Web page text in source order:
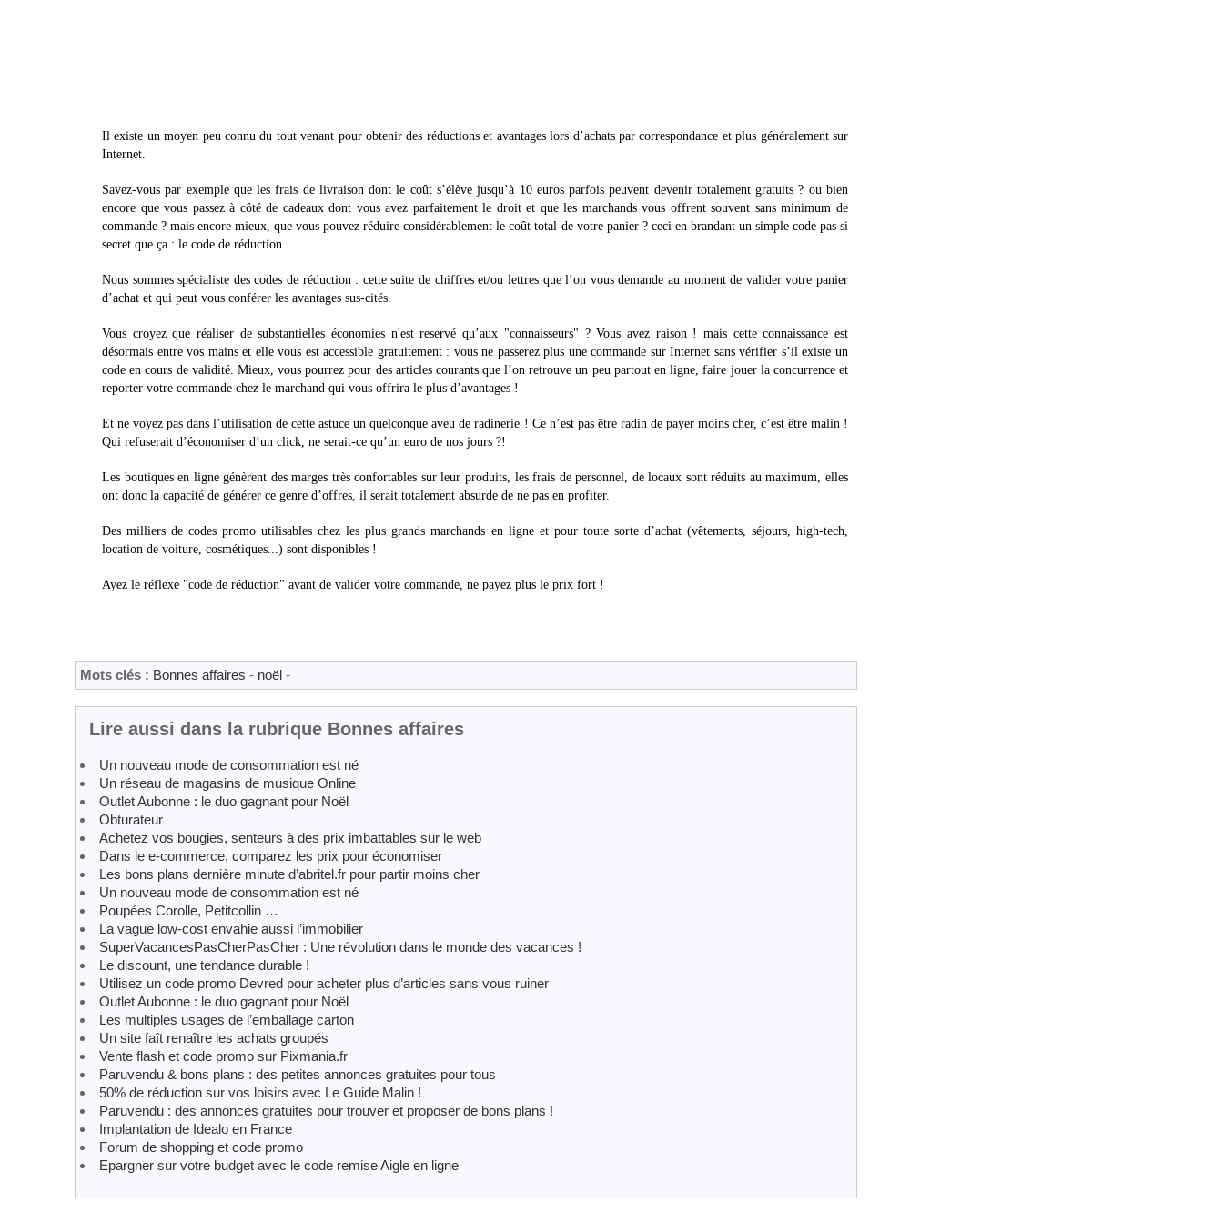
Il existe un moyen peu connu du tout venant pour obtenir des réductions et avantages lors d’achats par correspondance et plus généralement sur
Internet.
Savez-vous par exemple que les frais de livraison dont le coût s’élève jusqu’à 10 euros parfois peuvent devenir totalement gratuits ? ou bien
encore que vous passez à côté de cadeaux dont vous avez parfaitement le droit et que les marchands vous offrent souvent sans minimum de
commande ? mais encore mieux, que vous pouvez réduire considérablement le coût total de votre panier ? ceci en brandant un simple code pas si
secret que ça : le code de réduction.
Nous sommes spécialiste des codes de réduction : cette suite de chiffres et/ou lettres que l’on vous demande au moment de valider votre panier
d’achat et qui peut vous conférer les avantages sus-cités.
Vous croyez que réaliser de substantielles économies n'est reservé qu’aux "connaisseurs" ? Vous avez raison ! mais cette connaissance est
désormais entre vos mains et elle vous est accessible gratuitement : vous ne passerez plus une commande sur Internet sans vérifier s’il existe un
code en cours de validité. Mieux, vous pourrez pour des articles courants que l’on retrouve un peu partout en ligne, faire jouer la concurrence et
reporter votre commande chez le marchand qui vous offrira le plus d’avantages !
Et ne voyez pas dans l’utilisation de cette astuce un quelconque aveu de radinerie ! Ce n’est pas être radin de payer moins cher, c’est être malin !
Qui refuserait d’économiser d’un click, ne serait-ce qu’un euro de nos jours ?!
Les boutiques en ligne génèrent des marges très confortables sur leur produits, les frais de personnel, de locaux sont réduits au maximum, elles
ont donc la capacité de générer ce genre d’offres, il serait totalement absurde de ne pas en profiter.
Des milliers de codes promo utilisables chez les plus grands marchands en ligne et pour toute sorte d’achat (vêtements, séjours, high-tech,
location de voiture, cosmétiques...) sont disponibles !
Ayez le réflexe "code de réduction" avant de valider votre commande, ne payez plus le prix fort !
Mots clés : Bonnes affaires - noël -
Lire aussi dans la rubrique Bonnes affaires
Un nouveau mode de consommation est né
Un réseau de magasins de musique Online
Outlet Aubonne : le duo gagnant pour Noël
Obturateur
Achetez vos bougies, senteurs à des prix imbattables sur le web
Dans le e-commerce, comparez les prix pour économiser
Les bons plans dernière minute d’abritel.fr pour partir moins cher
Un nouveau mode de consommation est né
Poupées Corolle, Petitcollin …
La vague low-cost envahie aussi l’immobilier
SuperVacancesPasCherPasCher : Une révolution dans le monde des vacances !
Le discount, une tendance durable !
Utilisez un code promo Devred pour acheter plus d’articles sans vous ruiner
Outlet Aubonne : le duo gagnant pour Noël
Les multiples usages de l’emballage carton
Un site faît renaître les achats groupés
Vente flash et code promo sur Pixmania.fr
Paruvendu & bons plans : des petites annonces gratuites pour tous
50% de réduction sur vos loisirs avec Le Guide Malin !
Paruvendu : des annonces gratuites pour trouver et proposer de bons plans !
Implantation de Idealo en France
Forum de shopping et code promo
Epargner sur votre budget avec le code remise Aigle en ligne